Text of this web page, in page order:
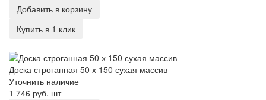
Добавить в корзину
Купить в 1 клик
Доска строганная 50 х 150 сухая массив
Уточнить наличие
1 746 руб. шт